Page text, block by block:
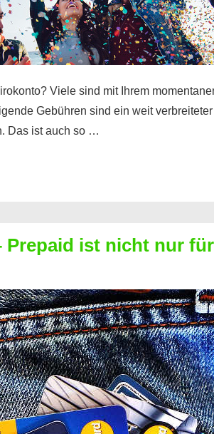
Viele sind mit Ihrem
Gebühren sind ein weit
Das ist auch so …
Prepaid ist nicht nur